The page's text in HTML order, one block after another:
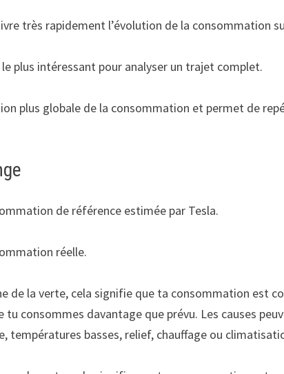
très rapidement l’évolution de la consommation
plus intéressant pour analyser un trajet complet.
plus globale de la consommation et permet de
de référence estimée par Tesla.
réelle.
de la verte, cela signifie que ta consommation est
tu consommes davantage que prévu. Les causes
températures basses, relief, chauffage ou